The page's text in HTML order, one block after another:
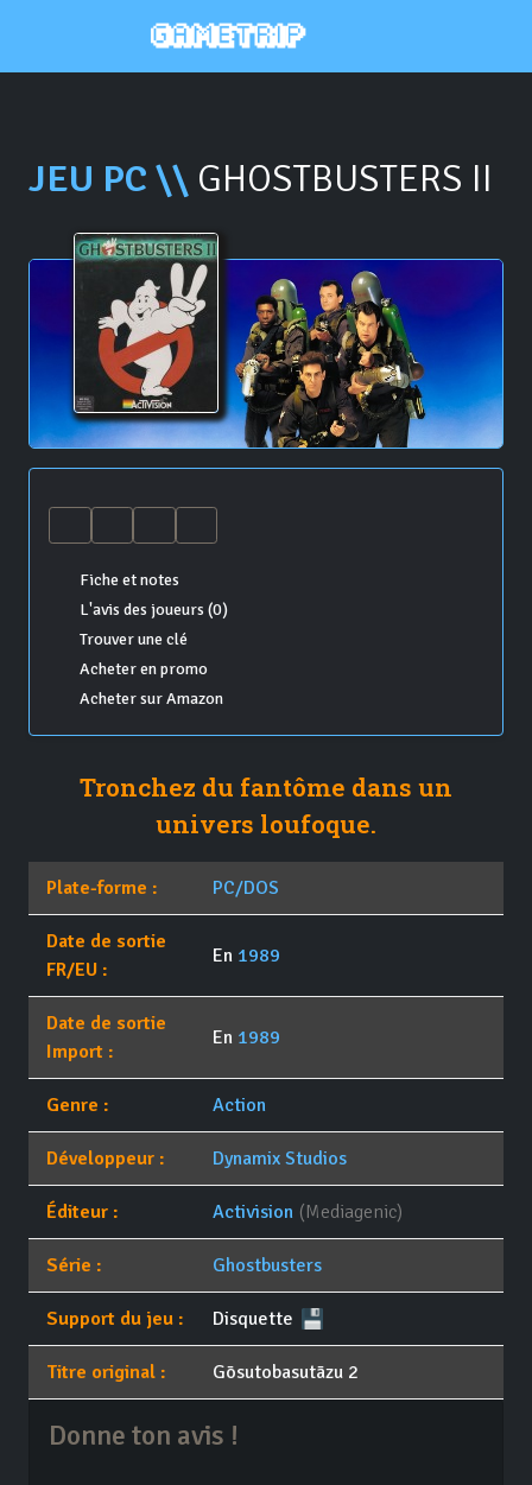
JEU PC \\ GHOSTBUSTERS II
Fiche et notes
L'avis des joueurs (0)
Trouver une clé
Acheter en promo
Acheter sur Amazon
Tronchez du fantôme dans un
univers loufoque.
Plate-forme : PC/DOS
Date de sortie
FR/EU :
En 1989
Date de sortie
Import :
En 1989
Genre : Action
Développeur : Dynamix Studios
Éditeur : Activision (Mediagenic)
Série : Ghostbusters
Support du jeu : Disquette
Titre original : Gōsutobasutāzu 2
Donne ton avis !